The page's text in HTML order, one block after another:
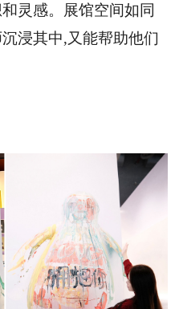
灵感。展馆空间如同
浸其中,又能帮助他们